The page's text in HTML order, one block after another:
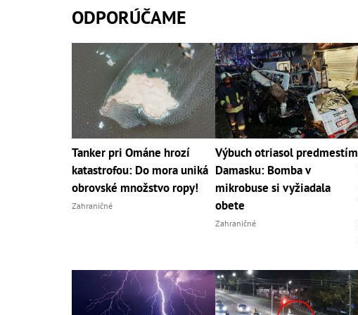
ODPORÚČAME
Tanker pri Ománe hrozí
katastrofou: Do mora uniká
obrovské množstvo ropy!
Zahraničné
Výbuch otriasol predmestím
Damasku: Bomba v
mikrobuse si vyžiadala
obete
Zahraničné